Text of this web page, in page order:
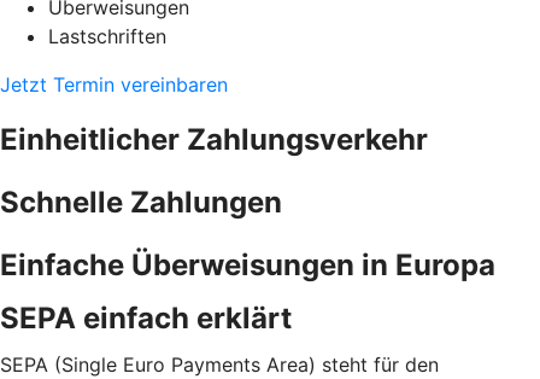
Überweisungen
Lastschriften
Jetzt Termin vereinbaren
Einheitlicher Zahlungsverkehr
Schnelle Zahlungen
Einfache Überweisungen in Europa
SEPA einfach erklärt
SEPA (Single Euro Payments Area) steht für den